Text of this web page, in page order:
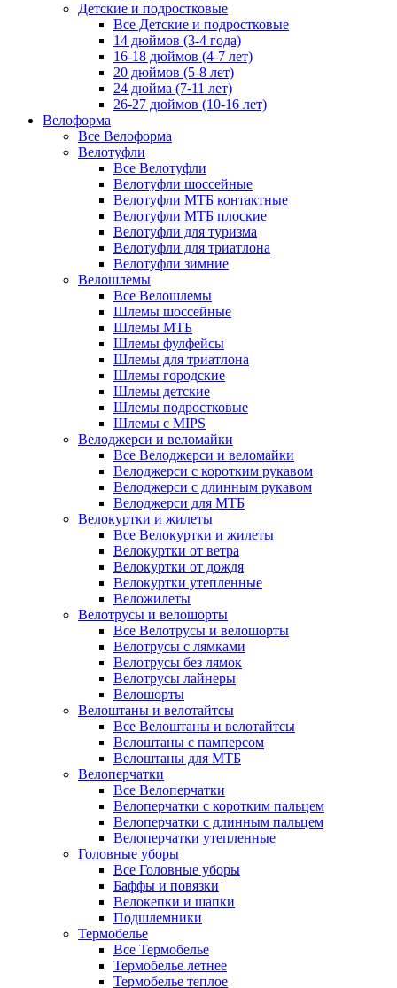
Детские и подростковые
Все Детские и подростковые
14 дюймов (3-4 года)
16-18 дюймов (4-7 лет)
20 дюймов (5-8 лет)
24 дюйма (7-11 лет)
26-27 дюймов (10-16 лет)
Велоформа
Все Велоформа
Велотуфли
Все Велотуфли
Велотуфли шоссейные
Велотуфли МТБ контактные
Велотуфли МТБ плоские
Велотуфли для туризма
Велотуфли для триатлона
Велотуфли зимние
Велошлемы
Все Велошлемы
Шлемы шоссейные
Шлемы МТБ
Шлемы фулфейсы
Шлемы для триатлона
Шлемы городские
Шлемы детские
Шлемы подростковые
Шлемы с MIPS
Велоджерси и веломайки
Все Велоджерси и веломайки
Велоджерси с коротким рукавом
Велоджерси с длинным рукавом
Велоджерси для МТБ
Велокуртки и жилеты
Все Велокуртки и жилеты
Велокуртки от ветра
Велокуртки от дождя
Велокуртки утепленные
Веложилеты
Велотрусы и велошорты
Все Велотрусы и велошорты
Велотрусы с лямками
Велотрусы без лямок
Велотрусы лайнеры
Велошорты
Велоштаны и велотайтсы
Все Велоштаны и велотайтсы
Велоштаны с памперсом
Велоштаны для МТБ
Велоперчатки
Все Велоперчатки
Велоперчатки с коротким пальцем
Велоперчатки с длинным пальцем
Велоперчатки утепленные
Головные уборы
Все Головные уборы
Баффы и повязки
Велокепки и шапки
Подшлемники
Термобелье
Все Термобелье
Термобелье летнее
Термобелье теплое